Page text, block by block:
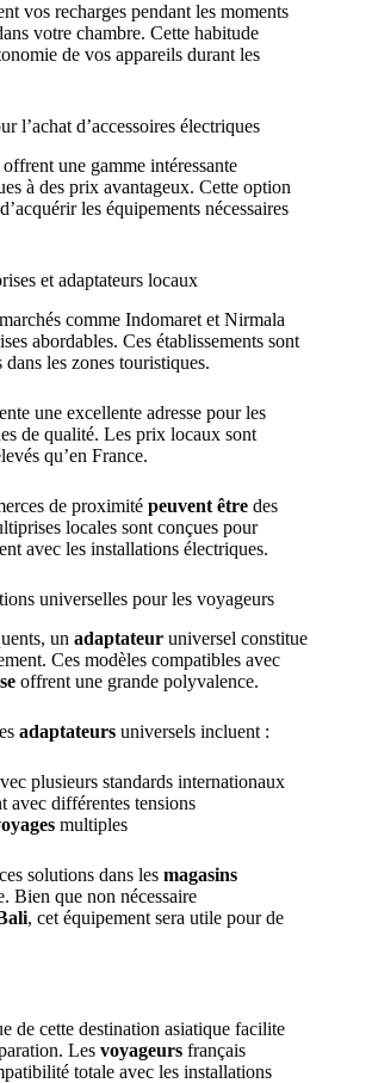
vos recharges pendant les moments
votre chambre. Cette habitude
de vos appareils durant les
l’achat d’accessoires électriques
une gamme intéressante
à des prix avantageux. Cette option
les équipements nécessaires
et adaptateurs locaux
comme Indomaret et Nirmala
abordables. Ces établissements sont
les zones touristiques.
une excellente adresse pour les
de qualité. Les prix locaux sont
qu’en France.
de proximité peuvent être des
locales sont conçues pour
avec les installations électriques.
universelles pour les voyageurs
un adaptateur universel constitue
Ces modèles compatibles avec
offrent une grande polyvalence.
adaptateurs universels incluent :
plusieurs standards internationaux
avec différentes tensions
multiples
solutions dans les magasins
Bien que non nécessaire
, cet équipement sera utile pour de
de cette destination asiatique facilite
Les voyageurs français
totale avec les installations